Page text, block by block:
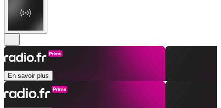
En savoir plus